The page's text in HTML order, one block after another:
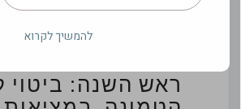
תפילת
תפילת
ראש
ראש השנה: ביטוי
להמשיך לקרוא